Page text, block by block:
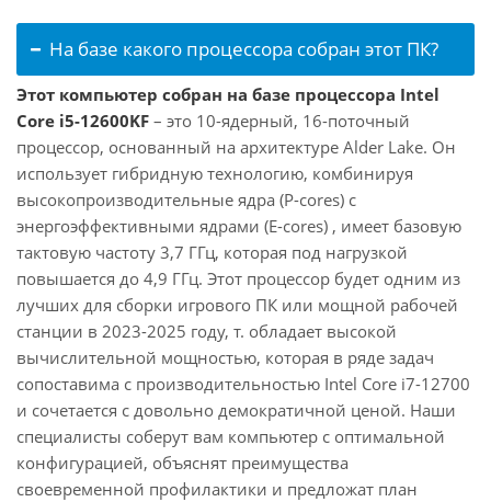
На базе какого процессора собран этот ПК?
Этот компьютер собран на базе процессора Intel
Core i5-12600KF – это 10-ядерный, 16-поточный
процессор, основанный на архитектуре Alder Lake. Он
использует гибридную технологию, комбинируя
высокопроизводительные ядра (P-cores) с
энергоэффективными ядрами (E-cores) , имеет базовую
тактовую частоту 3,7 ГГц, которая под нагрузкой
повышается до 4,9 ГГц. Этот процессор будет одним из
лучших для сборки игрового ПК или мощной рабочей
станции в 2023-2025 году, т. обладает высокой
вычислительной мощностью, которая в ряде задач
сопоставима с производительностью Intel Core i7-12700
и сочетается с довольно демократичной ценой. Наши
специалисты соберут вам компьютер с оптимальной
конфигурацией, объяснят преимущества
своевременной профилактики и предложат план